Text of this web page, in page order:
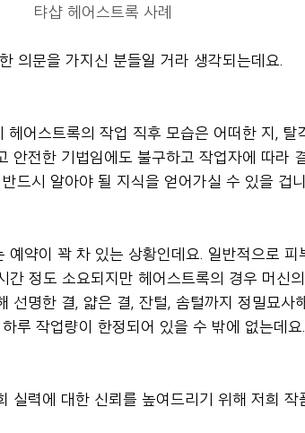
탸샵 헤어스트록 사례
의문을 가지신 분들일 거라 생각되는데요.
헤어스트록의 작업 직후 모습은 어떠한 지, 탈
안전한 기법임에도 불구하고 작업자에 따라
드시 알아야 될 지식을 얻어가실 수 있을 겁
예약이 꽉 차 있는 상황인데요. 일반적으로 피
간 정도 소요되지만 헤어스트록의 경우 머신
선명한 결, 얇은 결, 잔털, 솜털까지 정밀묘사
루 작업량이 한정되어 있을 수 밖에 없는데요.
실력에 대한 신뢰를 높여드리기 위해 저희 작